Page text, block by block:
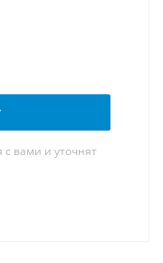
вами и уточнят